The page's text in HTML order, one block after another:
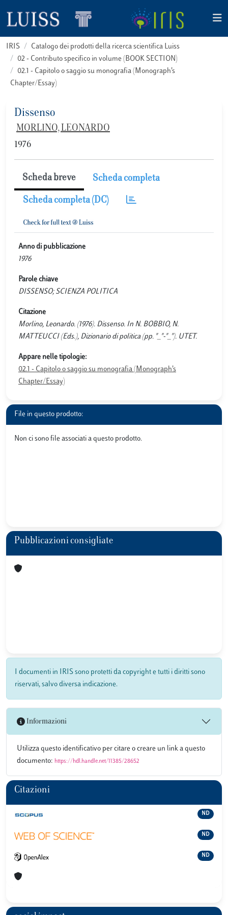
IRIS
Catalogo dei prodotti della ricerca scientifica Luiss
02 - Contributo specifico in volume (BOOK SECTION)
02.1 - Capitolo o saggio su monografia (Monograph’s
Chapter/Essay)
Dissenso
MORLINO, LEONARDO
1976
Scheda breve Scheda completa
Scheda completa (DC)
Anno di pubblicazione
1976
Parole chiave
DISSENSO; SCIENZA POLITICA
Citazione
Morlino, Leonardo. (1976). Dissenso. In N. BOBBIO, N.
MATTEUCCI (Eds.), Dizionario di politica (pp. "_"-"_"). UTET.
Appare nelle tipologie:
02.1 - Capitolo o saggio su monografia (Monograph’s
Chapter/Essay)
File in questo prodotto:
Non ci sono file associati a questo prodotto.
Pubblicazioni consigliate
I documenti in IRIS sono protetti da copyright e tutti i diritti sono
riservati, salvo diversa indicazione.
Informazioni
Utilizza questo identificativo per citare o creare un link a questo
documento: https://hdl.handle.net/11385/28652
Citazioni
ND
ND
ND